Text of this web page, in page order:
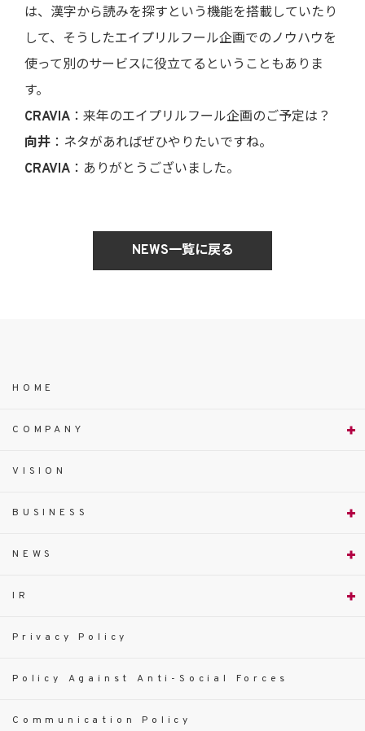
は、漢字から読みを探すという機能を搭載していたり
して、そうしたエイプリルフール企画でのノウハウを
使って別のサービスに役立てるということもありま
す。
CRAVIA ：来年のエイプリルフール企画のご予定は？
向井 ：ネタがあればぜひやりたいですね。
CRAVIA ：ありがとうございました。
NEWS一覧に戻る
HOME
COMPANY
VISION
BUSINESS
NEWS
IR
Privacy Policy
Policy Against Anti-Social Forces
Communication Policy